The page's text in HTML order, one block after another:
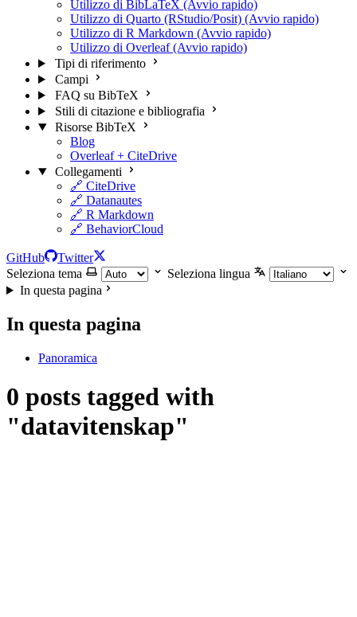
Utilizzo di BibLaTeX (Avvio rapido)
Utilizzo di Quarto (RStudio/Posit) (Avvio rapido)
Utilizzo di R Markdown (Avvio rapido)
Utilizzo di Overleaf (Avvio rapido)
Tipi di riferimento
Campi
FAQ su BibTeX
Stili di citazione e bibliografia
Risorse BibTeX
Blog
Overleaf + CiteDrive
Collegamenti
🔗 CiteDrive
🔗 Datanautes
🔗 R Markdown
🔗 BehaviorCloud
GitHub
Twitter
Seleziona tema
Seleziona lingua
In questa pagina
In questa pagina
Panoramica
0 posts tagged with
"datavitenskap"